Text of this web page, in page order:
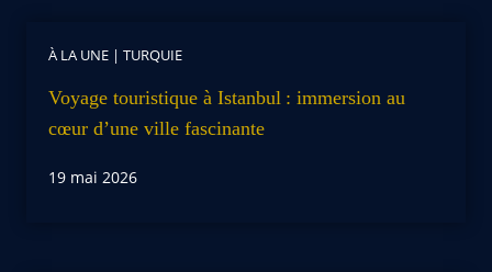
À LA UNE | TURQUIE
Voyage touristique à Istanbul : immersion au
cœur d’une ville fascinante
19 mai 2026